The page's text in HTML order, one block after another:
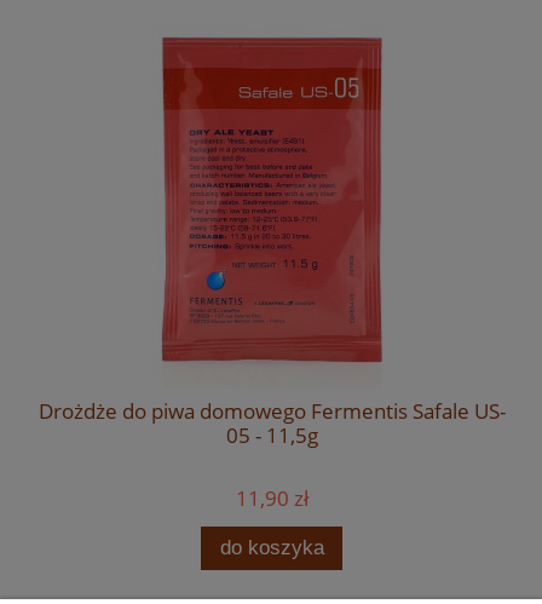
Drożdże do piwa domowego Fermentis Safale US-
05 - 11,5g
11,90 zł
do koszyka